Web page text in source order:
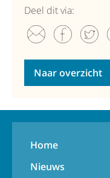
Deel dit via:
Naar overzicht
Home
Nieuws